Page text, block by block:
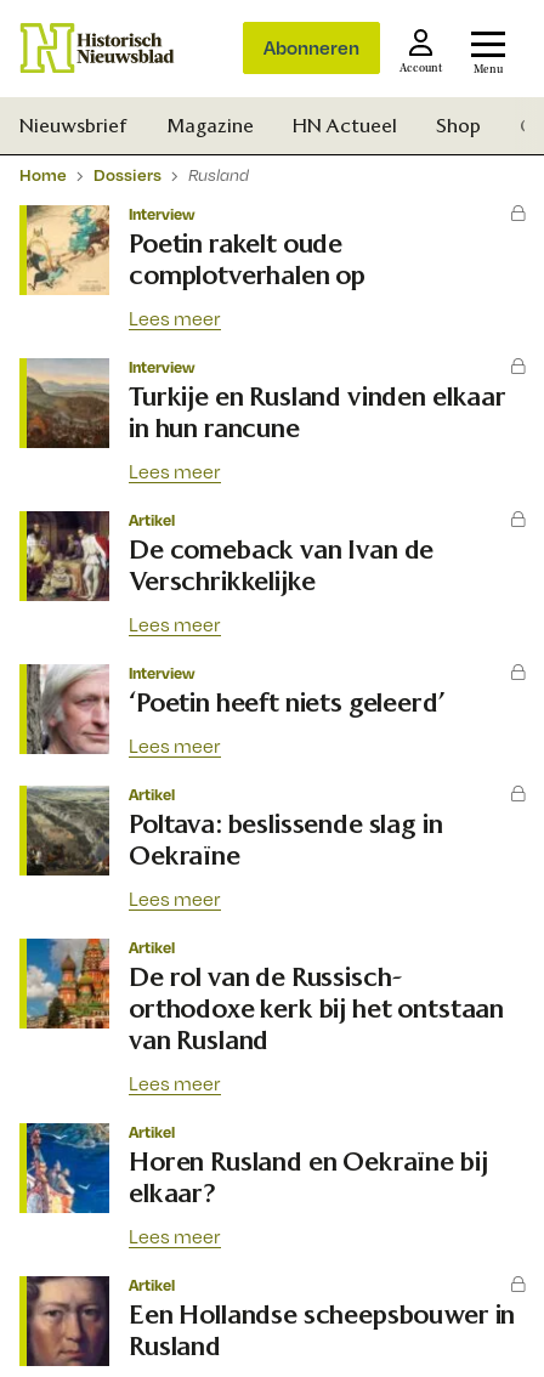
Abonneren
Account Menu
Nieuwsbrief Magazine HN Actueel Shop
Home Dossiers Rusland
Interview
Poetin rakelt oude
complotverhalen op
Lees meer
Interview
Turkije en Rusland vinden elkaar
in hun rancune
Lees meer
Artikel
De comeback van Ivan de
Verschrikkelijke
Lees meer
Interview
‘Poetin heeft niets geleerd’
Lees meer
Artikel
Poltava: beslissende slag in
Oekraïne
Lees meer
Artikel
De rol van de Russisch-
orthodoxe kerk bij het ontstaan
van Rusland
Lees meer
Artikel
Horen Rusland en Oekraïne bij
elkaar?
Lees meer
Artikel
Een Hollandse scheepsbouwer in
Rusland